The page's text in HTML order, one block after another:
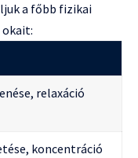
a főbb fizikai
relaxáció
koncentráció